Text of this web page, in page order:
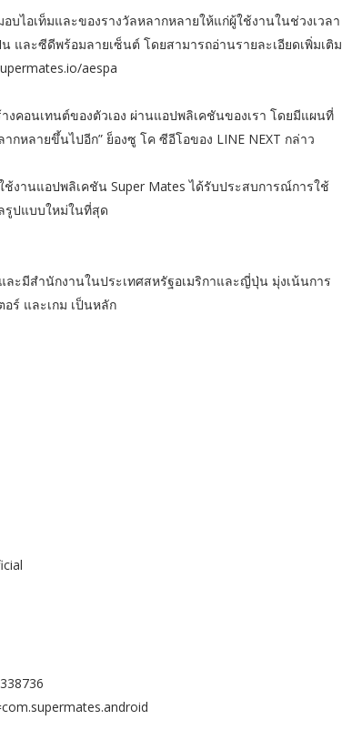
บไอเท็มและของรางวัลหลากหลายให้แก่ผู้ใช้งานในช่วงเวลา
และซีดีพร้อมลายเซ็นต์ โดยสามารถอ่านรายละเอียดเพิ่มเติม
aespa
คอนเทนต์ของตัวเอง ผ่านแอปพลิเคชันของเรา โดยมีแผนที่
หลายขึ้นไปอีก” ย็องซู โค ซีอีโอของ LINE NEXT กล่าว
งานแอปพลิเคชัน Super Mates ได้รับประสบการณ์การใช้
รูปแบบใหม่ในที่สุด
ละมีสำนักงานในประเทศสหรัฐอเมริกาและญี่ปุ่น มุ่งเน้นการ
ร์ และเกม เป็นหลัก